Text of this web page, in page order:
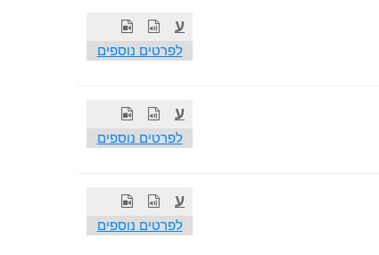
ע
לפרטים נוספים
ע
לפרטים נוספים
ע
לפרטים נוספים